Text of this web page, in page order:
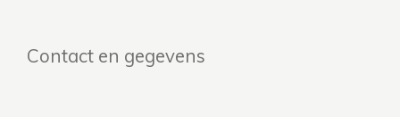
Contact en gegevens